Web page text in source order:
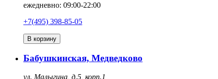
ежедневно: 09:00-22:00
+7(495) 398-85-05
В корзину
Бабушкинская, Медведково
ул. Малыгина, д.5, корп.1